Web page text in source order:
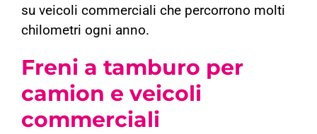
su veicoli commerciali che percorrono molti
chilometri ogni anno.
Freni a tamburo per
camion e veicoli
commerciali